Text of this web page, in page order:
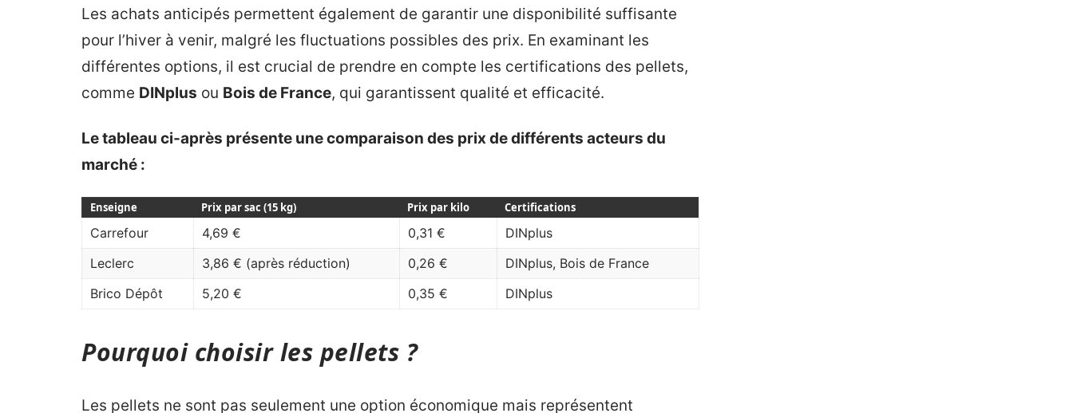
Les achats anticipés permettent également de garantir une disponibilité suffisante
pour l’hiver à venir, malgré les fluctuations possibles des prix. En examinant les
différentes options, il est crucial de prendre en compte les certifications des pellets,
comme DINplus ou Bois de France, qui garantissent qualité et efficacité.
Le tableau ci-après présente une comparaison des prix de différents acteurs du
marché :
Enseigne Prix par sac (15 kg) Prix par kilo Certifications
Carrefour 4,69 € 0,31 €
DINplus
Leclerc
3,86 € (après réduction) 0,26 €
DINplus, Bois de France
Brico Dépôt
5,20 € 0,35 € DINplus
Pourquoi choisir les pellets ?
Les pellets ne sont pas seulement une option économique mais représentent